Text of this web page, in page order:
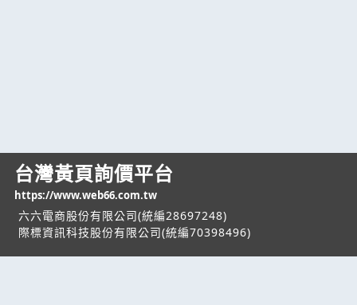
台灣黃頁詢價平台
https://www.web66.com.tw
六六電商股份有限公司(統編28697248)
際標資訊科技股份有限公司(統編70398496)